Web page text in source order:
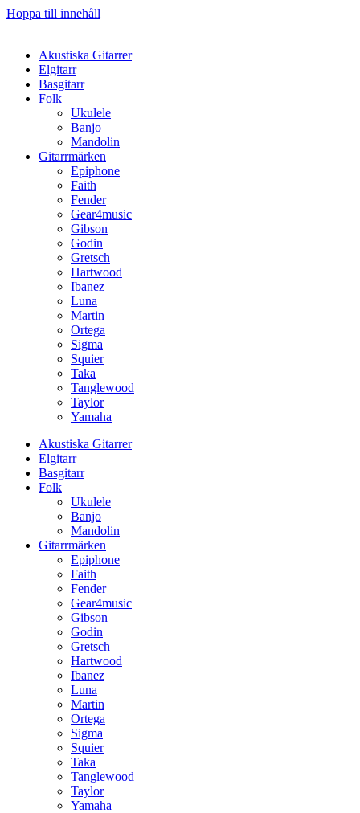
Hoppa till innehåll
Akustiska Gitarrer
Elgitarr
Basgitarr
Folk
Ukulele
Banjo
Mandolin
Gitarrmärken
Epiphone
Faith
Fender
Gear4music
Gibson
Godin
Gretsch
Hartwood
Ibanez
Luna
Martin
Ortega
Sigma
Squier
Taka
Tanglewood
Taylor
Yamaha
Akustiska Gitarrer
Elgitarr
Basgitarr
Folk
Ukulele
Banjo
Mandolin
Gitarrmärken
Epiphone
Faith
Fender
Gear4music
Gibson
Godin
Gretsch
Hartwood
Ibanez
Luna
Martin
Ortega
Sigma
Squier
Taka
Tanglewood
Taylor
Yamaha